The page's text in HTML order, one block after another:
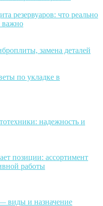
резервуаров: что реально
важно
замена деталей
по укладке в
надежность и
позиции: ассортимент
работы
виды и назначение